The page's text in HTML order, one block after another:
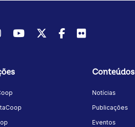
Instagram
YoutubeTwitter/X
Facebook
Flickr
Conteúdos
Notícias
Publicações
Eventos